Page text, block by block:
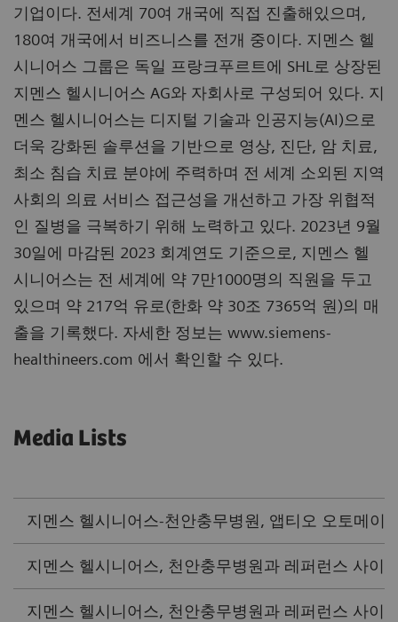
기업이다. 전세계 70여 개국에 직접 진출해있으며,
180여 개국에서 비즈니스를 전개 중이다. 지멘스 헬
시니어스 그룹은 독일 프랑크푸르트에 SHL로 상장된
지멘스 헬시니어스 AG와 자회사로 구성되어 있다. 지
멘스 헬시니어스는 디지털 기술과 인공지능(AI)으로
더욱 강화된 솔루션을 기반으로 영상, 진단, 암 치료,
최소 침습 치료 분야에 주력하며 전 세계 소외된 지역
사회의 의료 서비스 접근성을 개선하고 가장 위협적
인 질병을 극복하기 위해 노력하고 있다. 2023년 9월
30일에 마감된 2023 회계연도 기준으로, 지멘스 헬
시니어스는 전 세계에 약 7만1000명의 직원을 두고
있으며 약 217억 유로(한화 약 30조 7365억 원)의 매
출을 기록했다. 자세한 정보는 www.siemens-
healthineers.com 에서 확인할 수 있다.
Media Lists
지멘스 헬시니어스-천안충무병원, 앱티오 오토메이
지멘스 헬시니어스, 천안충무병원과 레퍼런스 사이
지멘스 헬시니어스, 천안충무병원과 레퍼런스 사이